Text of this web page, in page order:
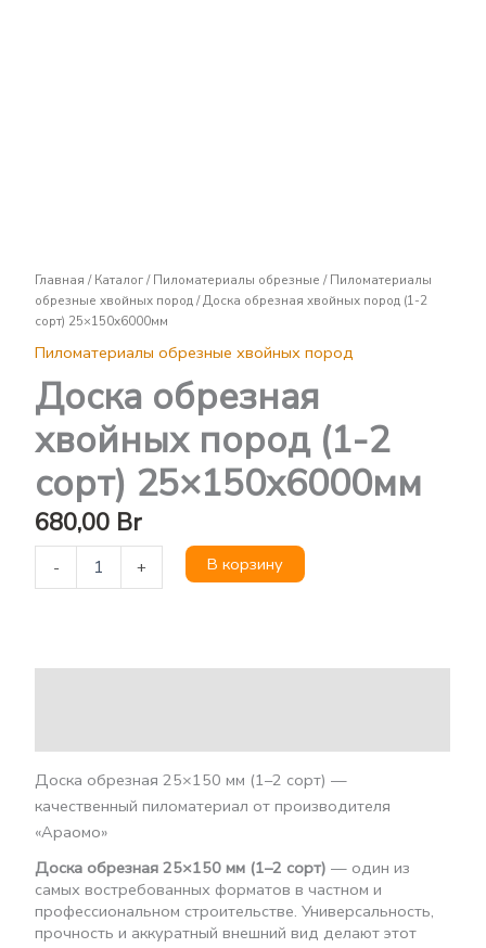
Главная /Каталог/Пиломатериалы обрезные /Пиломатериалы
обрезные хвойных пород/ Доска обрезная хвойных пород (1-2
сорт) 25×150х6000мм
Пиломатериалы обрезные хвойных пород
Доска обрезная
хвойных пород (1-2
сорт) 25×150х6000мм
680,00 Br
- + В корзину
Доска обрезная 25×150 мм (1–2 сорт) —
качественный пиломатериал от производителя
«Араомо»
Доска обрезная 25×150 мм (1–2 сорт) — один из
самых востребованных форматов в частном и
профессиональном строительстве. Универсальность,
прочность и аккуратный внешний вид делают этот